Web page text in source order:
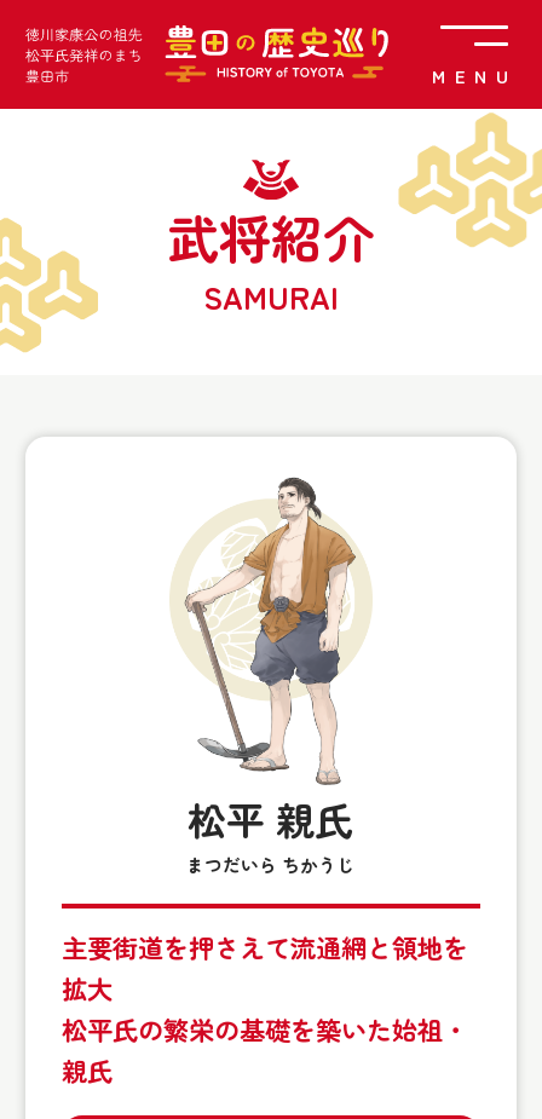
武将紹介
SAMURAI
松平 親氏
まつだいら ちかうじ
主要街道を押さえて流通網と領地を
拡大
松平氏の繁栄の基礎を築いた始祖・
親氏